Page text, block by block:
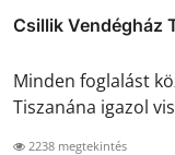
Csillik Vendégház
Minden foglalást
Tiszanána igazol
2238 megtekintés